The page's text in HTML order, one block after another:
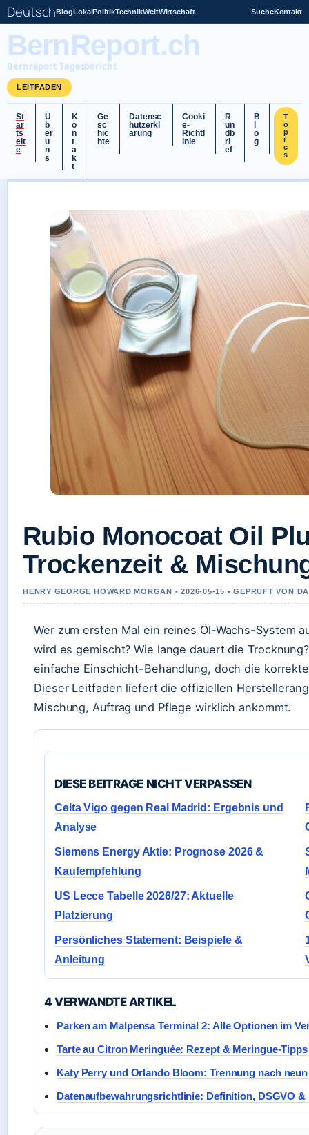
DeutschBlogLokalPolitikTechnikWeltWirtschaft SucheKontakt
BernReport.ch
Bernreport Tagesbericht
LEITFADEN
St
ar
ts
eit
e
Ü
b
er
u
n
s
K
o
n
t
a
k
t
Ge
sc
hic
hte
Datensc
hutzerkl
ärung
Cooki
e-
Richtl
inie
R
un
db
ri
ef
B
o
g
T
o
p
i
c
s
Rubio Monocoat Oil
Trockenzeit &
HENRY GEORGE HOWARD MORGAN • 2026-05-15 • GEPRUFT VON
Wer zum ersten Mal ein reines Öl-Wachs-System
wird es gemischt? Wie lange dauert die
einfache Einschicht-Behandlung, doch die
Dieser Leitfaden liefert die offiziellen
Mischung, Auftrag und Pflege wirklich ankommt.
DIESE BEITRAGE NICHT VERPASSEN
Celta Vigo gegen Real Madrid: Ergebnis und
Analyse
Siemens Energy Aktie: Prognose 2026 &
Kaufempfehlung
US Lecce Tabelle 2026/27: Aktuelle
Platzierung
Persönliches Statement: Beispiele &
Anleitung
4 VERWANDTE ARTIKEL
Parken am Malpensa Terminal 2: Alle Optionen im
Tarte au Citron Meringuée: Rezept & Meringue-Tipps
Katy Perry und Orlando Bloom: Trennung nach
Datenaufbewahrungsrichtlinie: Definition, DSGVO &